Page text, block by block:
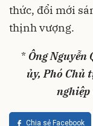
thức, đổi mới
thịnh vượng.
* Ông
ủy, Phó Chủ
nghiệp
Chia sẻ Facebook